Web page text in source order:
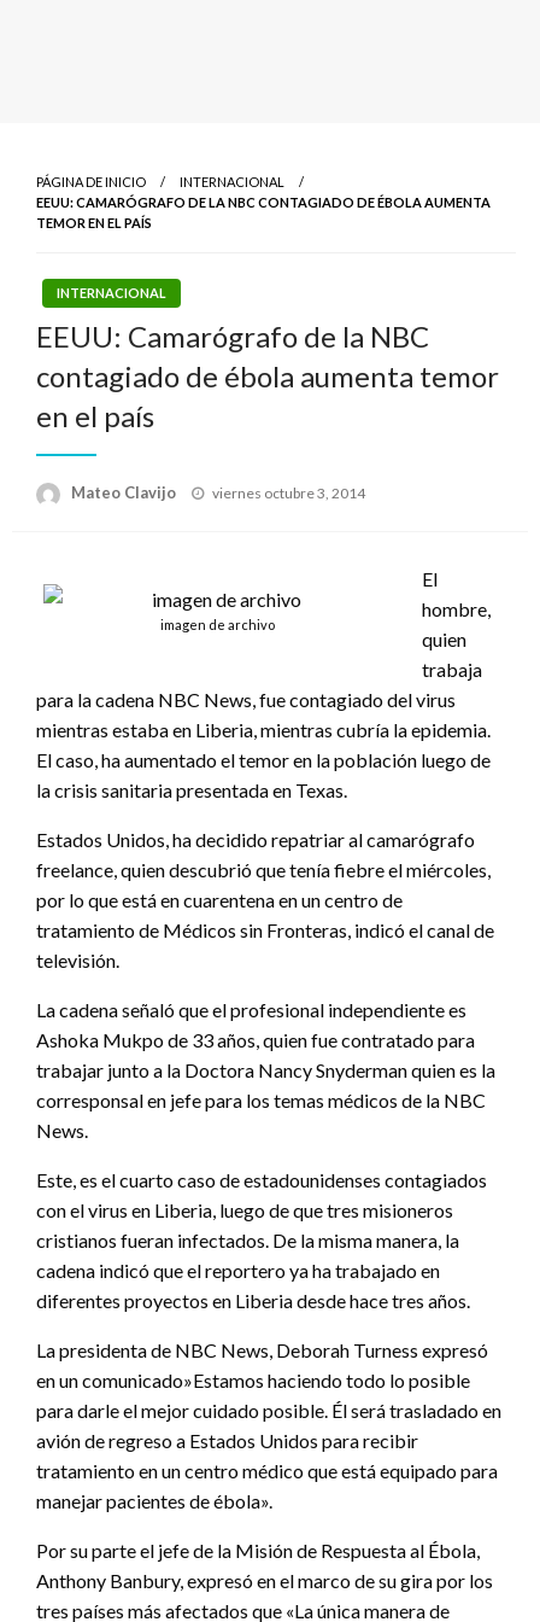
PÁGINA DE INICIO
INTERNACIONAL
EEUU: CAMARÓGRAFO DE LA NBC CONTAGIADO DE ÉBOLA AUMENTA
TEMOR EN EL PAÍS
INTERNACIONAL
EEUU: Camarógrafo de la NBC
contagiado de ébola aumenta temor
en el país
Mateo Clavijo
Publicado
viernes octubre 3, 2014
imagen de archivo
El
hombre,
quien
trabaja
para la cadena NBC News, fue contagiado del virus
mientras estaba en Liberia, mientras cubría la epidemia.
El caso, ha aumentado el temor en la población luego de
la crisis sanitaria presentada en Texas.
Estados Unidos, ha decidido repatriar al camarógrafo
freelance, quien descubrió que tenía fiebre el miércoles,
por lo que está en cuarentena en un centro de
tratamiento de Médicos sin Fronteras, indicó el canal de
televisión.
La cadena señaló que el profesional independiente es
Ashoka Mukpo de 33 años, quien fue contratado para
trabajar junto a la Doctora Nancy Snyderman quien es la
corresponsal en jefe para los temas médicos de la NBC
News.
Este, es el cuarto caso de estadounidenses contagiados
con el virus en Liberia, luego de que tres misioneros
cristianos fueran infectados. De la misma manera, la
cadena indicó que el reportero ya ha trabajado en
diferentes proyectos en Liberia desde hace tres años.
La presidenta de NBC News, Deborah Turness expresó
en un comunicado»Estamos haciendo todo lo posible
para darle el mejor cuidado posible. Él será trasladado en
avión de regreso a Estados Unidos para recibir
tratamiento en un centro médico que está equipado para
manejar pacientes de ébola».
Por su parte el jefe de la Misión de Respuesta al Ébola,
Anthony Banbury, expresó en el marco de su gira por los
tres países más afectados que «La única manera de